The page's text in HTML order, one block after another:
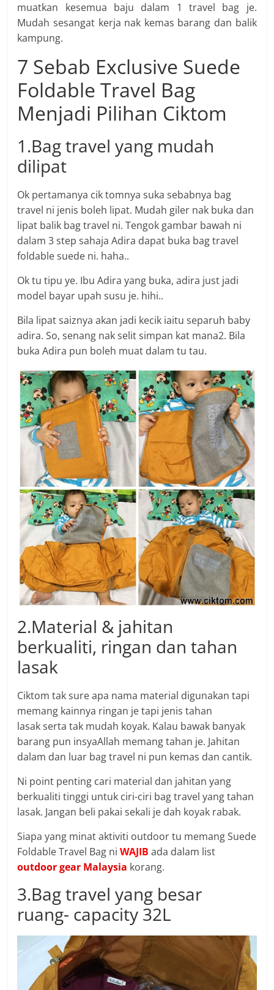
muatkan kesemua baju dalam 1 travel bag je.
Mudah sesangat kerja nak kemas barang dan balik
kampung.
7 Sebab Exclusive Suede
Foldable Travel Bag
Menjadi Pilihan Ciktom
1.Bag travel yang mudah
dilipat
Ok pertamanya cik tomnya suka sebabnya bag
travel ni jenis boleh lipat. Mudah giler nak buka dan
lipat balik bag travel ni. Tengok gambar bawah ni
dalam 3 step sahaja Adira dapat buka bag travel
foldable suede ni. haha..
Ok tu tipu ye. Ibu Adira yang buka, adira just jadi
model bayar upah susu je. hihi..
Bila lipat saiznya akan jadi kecik iaitu separuh baby
adira. So, senang nak selit simpan kat mana2. Bila
buka Adira pun boleh muat dalam tu tau.
2.Material & jahitan
berkualiti, ringan dan tahan
lasak
Ciktom tak sure apa nama material digunakan tapi
memang kainnya ringan je tapi jenis tahan
lasak serta tak mudah koyak. Kalau bawak banyak
barang pun insyaAllah memang tahan je. Jahitan
dalam dan luar bag travel ni pun kemas dan cantik.
Ni point penting cari material dan jahitan yang
berkualiti tinggi untuk ciri-ciri bag travel yang tahan
lasak. Jangan beli pakai sekali je dah koyak rabak.
Siapa yang minat aktiviti outdoor tu memang Suede
Foldable Travel Bag niWAJIB ada dalam list
outdoor gear Malaysia korang.
3.Bag travel yang besar
ruang- capacity 32L